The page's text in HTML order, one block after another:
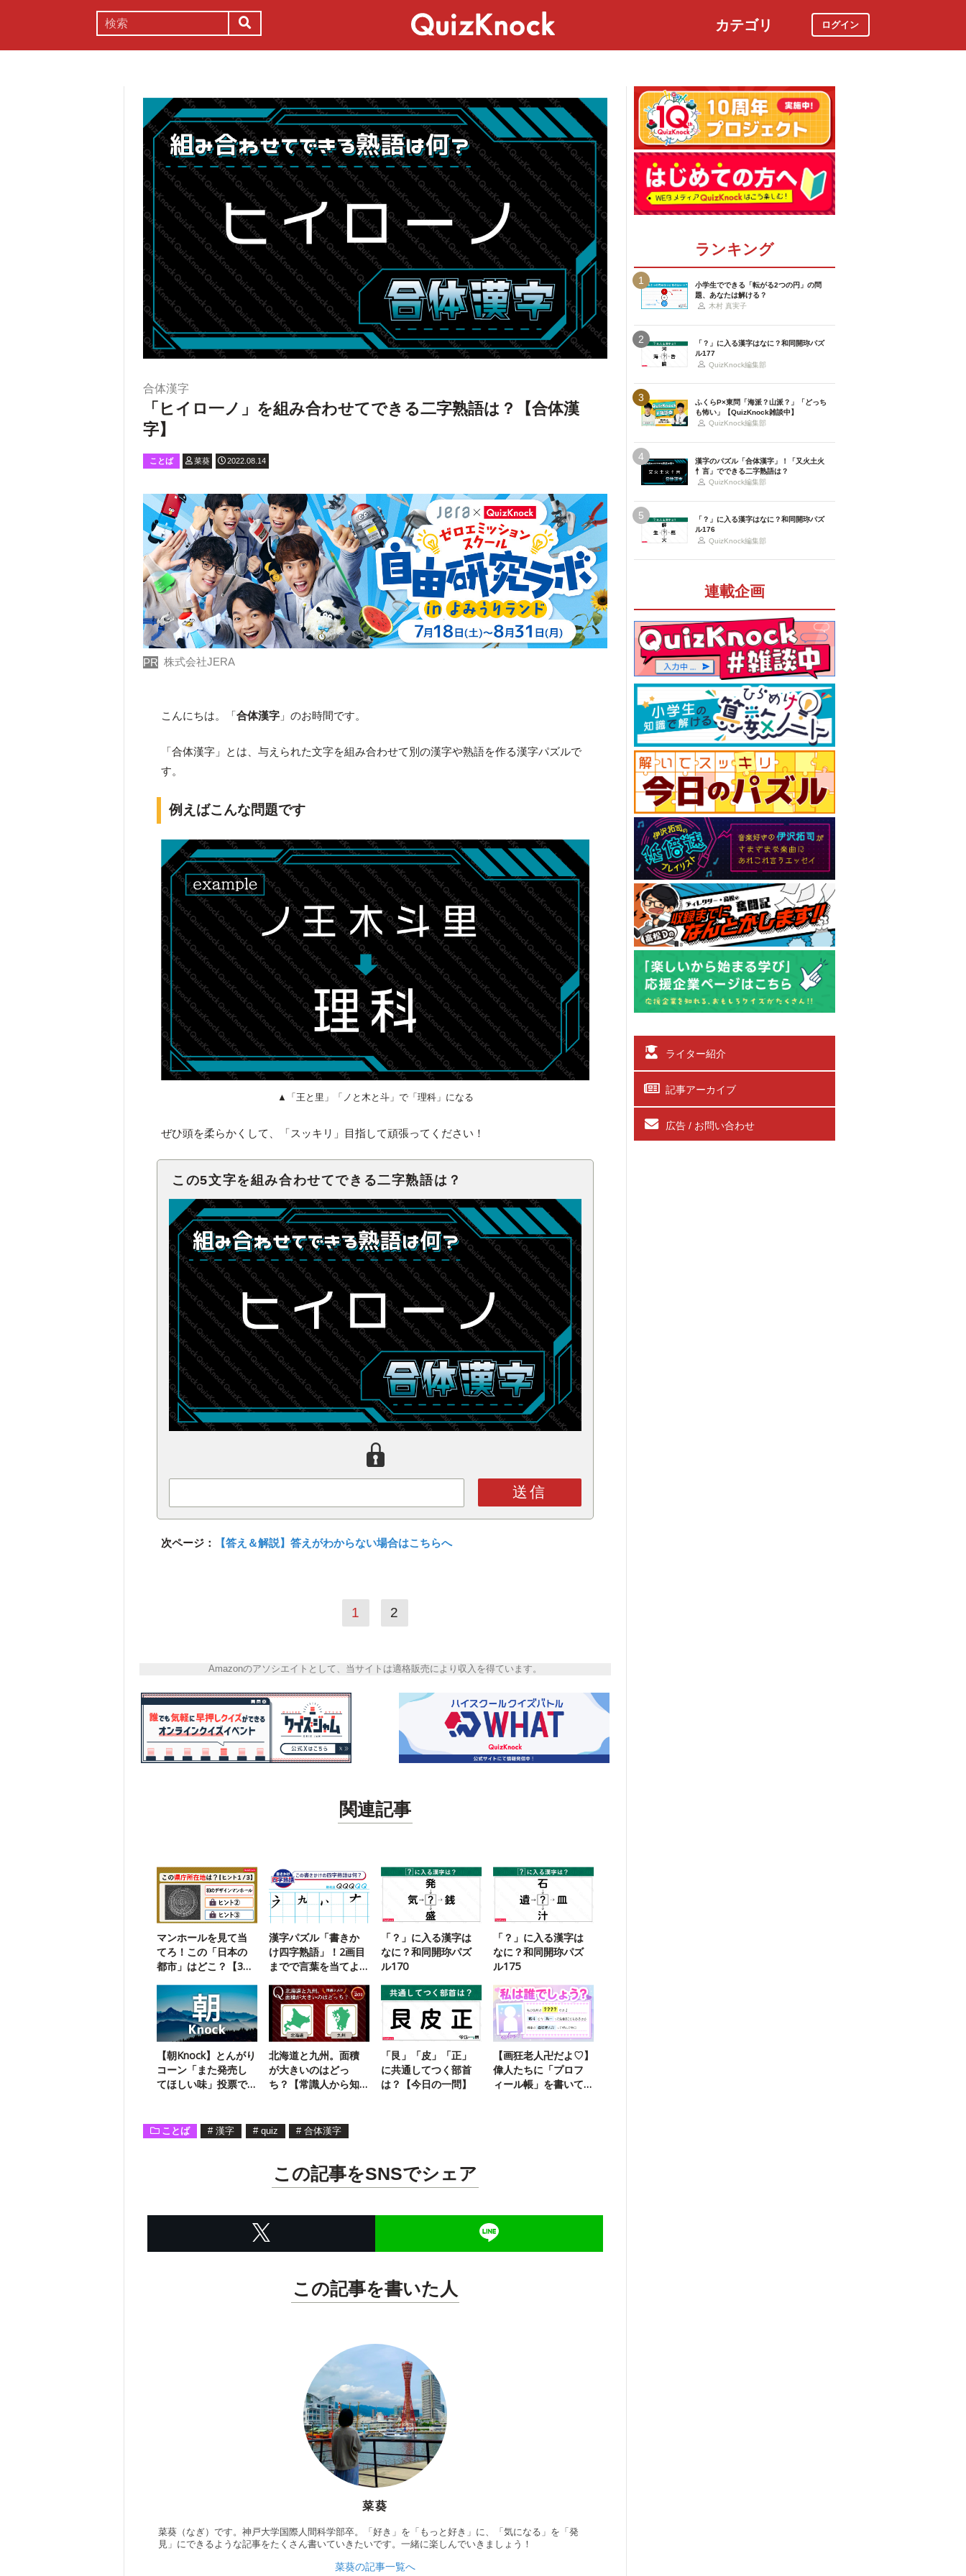
カテゴリ ログイン
合体漢字
「ヒイロ一ノ」を組み合わせてできる二字熟語は？【合体漢
字】
ことば 菜葵 2022.08.14
PR 株式会社JERA
こんにちは。「合体漢字 」のお時間です。
「合体漢字」とは、与えられた文字を組み合わせて別の漢字や熟語を作る漢字パズルで
す。
例えばこんな問題です
▲「王と里」「ノと木と斗」で「理科」になる
ぜひ頭を柔らかくして、「スッキリ」目指して頑張ってください！
この5文字を組み合わせてできる二字熟語は？
送信
次ページ： 【答え＆解説】答えがわからない場合はこちらへ
1 2
Amazonのアソシエイトとして、当サイトは適格販売により収入を得ています。
関連記事
マンホールを見て当
てろ！この「日本の
都市」はどこ？【3ヒ
漢字パズル「書きか
け四字熟語」！2画目
までで言葉を当てよ
「？」に入る漢字は
なに？和同開珎パズ
ル170
「？」に入る漢字は
なに？和同開珎パズ
ル175
【朝Knock】とんがり
コーン「また発売し
てほしい味」投票で1
北海道と九州。面積
が大きいのはどっ
ち？【常識人から知
「艮」「皮」「正」
に共通してつく部首
は？【今日の一問】
【画狂老人卍だよ♡】
偉人たちに「プロフ
ィール帳」を書いて
ことば # 漢字 # quiz # 合体漢字
この記事をSNSでシェア
この記事を書いた人
菜葵
菜葵（なぎ）です。神戸大学国際人間科学部卒。「好き」を「もっと好き」に、「気になる」を「発
見」にできるような記事をたくさん書いていきたいです。一緒に楽しんでいきましょう！
菜葵の記事一覧へ
ランキング
1
小学生でできる「転がる2つの円」の問
題、あなたは解ける？
木村 真実子
2
「？」に入る漢字はなに？和同開珎パズ
ル177
QuizKnock編集部
3
ふくらP×東問「海派？山派？」「どっち
も怖い」【QuizKnock雑談中】
QuizKnock編集部
4
漢字のパズル「合体漢字」！「又火土火
忄言」でできる二字熟語は？
QuizKnock編集部
5
「？」に入る漢字はなに？和同開珎パズ
ル176
QuizKnock編集部
連載企画
ライター紹介
記事アーカイブ
広告 / お問い合わせ